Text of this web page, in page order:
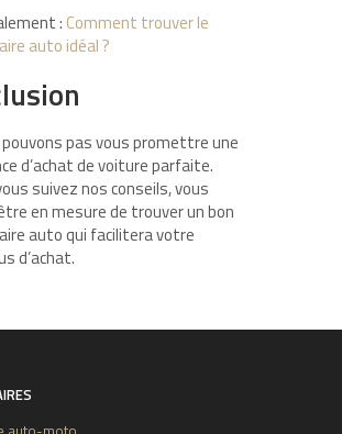
: Comment trouver le
auto idéal ?
pas vous promettre une
d’achat de voiture parfaite.
suivez nos conseils, vous
en mesure de trouver un bon
auto qui facilitera votre
d’achat.